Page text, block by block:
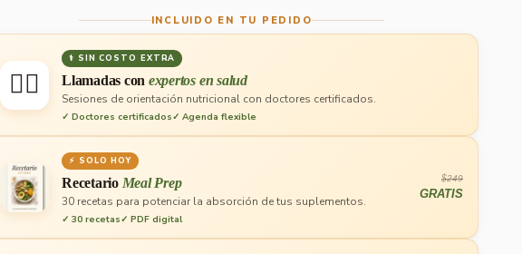
INCLUIDO EN TU PEDIDO
👨‍⚕️
⚕ SIN COSTO EXTRA
Llamadas con expertos en salud
Sesiones de orientación nutricional con doctores certificados.
✓ Doctores certificados✓ Agenda flexible
⚡ SOLO HOY
Recetario Meal Prep
30 recetas para potenciar la absorción de tus suplementos.
✓ 30 recetas✓ PDF digital
$249
GRATIS